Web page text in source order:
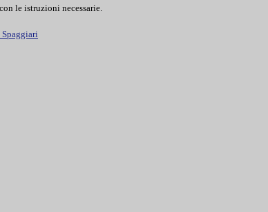
le istruzioni necessarie.